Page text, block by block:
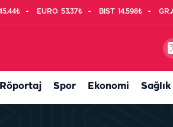
EURO 53,37₺ BIST 14.598₺
Röportaj Spor Ekonomi Sağlık